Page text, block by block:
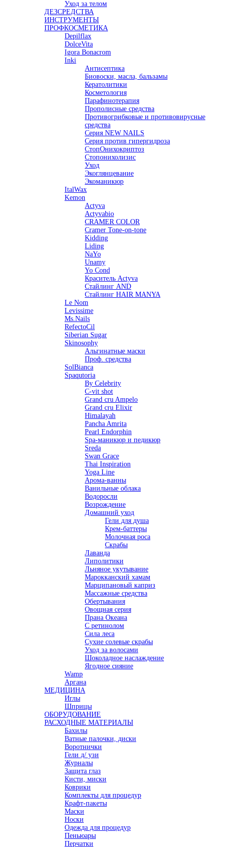
Уход за телом
ДЕЗСРЕДСТВА
ИНСТРУМЕНТЫ
ПРОФКОСМЕТИКА
Depilflax
DolceVita
Igora Bonacrom
Inki
Антисептика
Биовоски, масла, бальзамы
Кератолитики
Косметология
Парафинотерапия
Прополисные средства
Противогрибковые и противовирусные
средства
Серия NEW NAILS
Серия против гипергидроза
СтопОнихокриптоз
Стопонихолизис
Уход
Экоглянцевание
Экоманикюр
ItalWax
Kemon
Actyva
Actyvabio
CRAMER COLOR
Cramer Tone-on-tone
Kidding
Liding
NaYo
Unamy
Yo Cond
Краситель Actyva
Стайлинг AND
Стайлинг HAIR MANYA
Le Nom
Levissime
Ms.Nails
RefectoCil
Siberian Sugar
Skinosophy
Альгинатные маски
Проф. средства
SolBianca
Spaqutoria
By Celebrity
C-vit shot
Grand cru Ampelo
Grand сru Elixir
Himalayah
Pancha Amrita
Pearl Endorphin
Spa-маникюр и педикюр
Sreda
Swan Grace
Thai Inspiration
Yoga Line
Арома-ванны
Ванильные облака
Водоросли
Возрождение
Домашний уход
Гели для душа
Крем-баттеры
Молочная роса
Скрабы
Лаванда
Липолитики
Льняное укутывание
Марокканский хамам
Марципановый каприз
Массажные средства
Обертывания
Овощная серия
Прана Океана
С ретинолом
Сила леса
Сухие солевые скрабы
Уход за волосами
Шоколадное наслаждение
Ягодное сияние
Wamp
Аргана
МЕДИЦИНА
Иглы
Шприцы
ОБОРУДОВАНИЕ
РАСХОДНЫЕ МАТЕРИАЛЫ
Бахилы
Ватные палочки, диски
Воротнички
Гели д/ узи
Журналы
Защита глаз
Кисти, миски
Коврики
Комплекты для процедур
Крафт-пакеты
Маски
Носки
Одежда для процедур
Пеньюары
Перчатки